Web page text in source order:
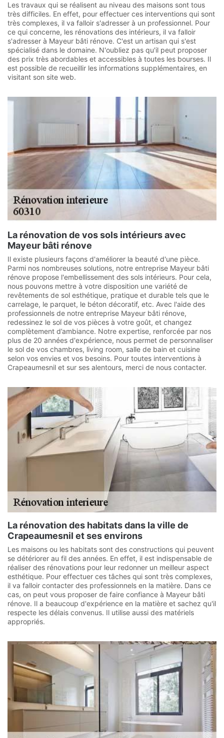
Les travaux qui se réalisent au niveau des maisons sont tous
très difficiles. En effet, pour effectuer ces interventions qui sont
très complexes, il va falloir s'adresser à un professionnel. Pour
ce qui concerne, les rénovations des intérieurs, il va falloir
s'adresser à Mayeur bâti rénove. C'est un artisan qui s'est
spécialisé dans le domaine. N'oubliez pas qu'il peut proposer
des prix très abordables et accessibles à toutes les bourses. Il
est possible de recueillir les informations supplémentaires, en
visitant son site web.
La rénovation de vos sols intérieurs avec
Mayeur bâti rénove
Il existe plusieurs façons d'améliorer la beauté d'une pièce.
Parmi nos nombreuses solutions, notre entreprise Mayeur bâti
rénove propose l'embellissement des sols intérieurs. Pour cela,
nous pouvons mettre à votre disposition une variété de
revêtements de sol esthétique, pratique et durable tels que le
carrelage, le parquet, le béton décoratif, etc. Avec l'aide des
professionnels de notre entreprise Mayeur bâti rénove,
redessinez le sol de vos pièces à votre goût, et changez
complètement d’ambiance. Notre expertise, renforcée par nos
plus de 20 années d'expérience, nous permet de personnaliser
le sol de vos chambres, living room, salle de bain et cuisine
selon vos envies et vos besoins. Pour toutes interventions à
Crapeaumesnil et sur ses alentours, merci de nous contacter.
La rénovation des habitats dans la ville de
Crapeaumesnil et ses environs
Les maisons ou les habitats sont des constructions qui peuvent
se détériorer au fil des années. En effet, il est indispensable de
réaliser des rénovations pour leur redonner un meilleur aspect
esthétique. Pour effectuer ces tâches qui sont très complexes,
il va falloir contacter des professionnels en la matière. Dans ce
cas, on peut vous proposer de faire confiance à Mayeur bâti
rénove. Il a beaucoup d'expérience en la matière et sachez qu'il
respecte les délais convenus. Il utilise aussi des matériels
appropriés.